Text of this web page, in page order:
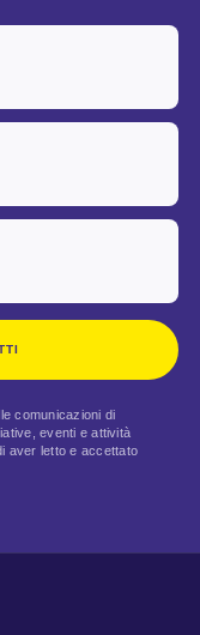
comunicazioni di
eventi e attività
aver letto e accettato